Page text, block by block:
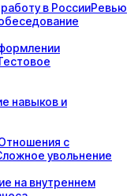
в РоссииРевью
навыков и
с
увольнение
на внутреннем